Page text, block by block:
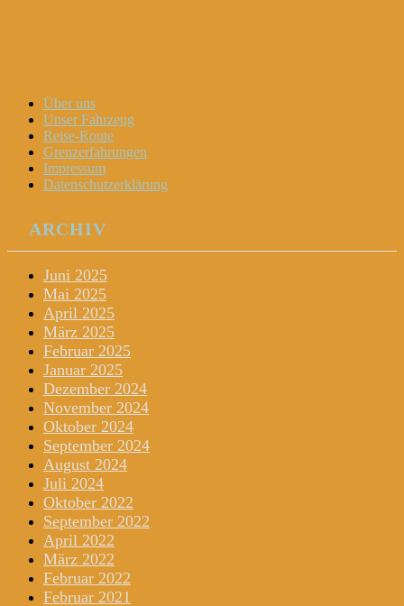
Menu
Widgets
Search
Skip
content
Über uns
Unser Fahrzeug
Reise-Route
Grenzerfahrungen
Impressum
Datenschutzerklärung
ARCHIV
Juni 2025
Mai 2025
April 2025
März 2025
Februar 2025
Januar 2025
Dezember 2024
November 2024
Oktober 2024
September 2024
August 2024
Juli 2024
Oktober 2022
September 2022
April 2022
März 2022
Februar 2022
Februar 2021